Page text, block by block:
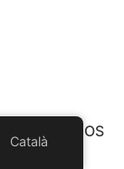
DERECHOS
Català